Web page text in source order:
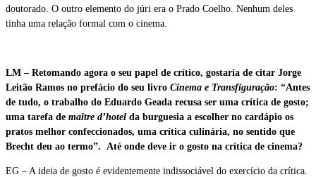
doutorado. O outro elemento do júri era o Prado Coelho. Nenhum deles
tinha uma relação formal com o cinema.
LM – Retomando agora o seu papel de crítico, gostaria de citar Jorge
Leitão Ramos no prefácio do seu livro Cinema e Transfiguração: “Antes
de tudo, o trabalho do Eduardo Geada recusa ser uma crítica de gosto;
uma tarefa de maître d’hotel da burguesia a escolher no cardápio os
pratos melhor confeccionados, uma crítica culinária, no sentido que
Brecht deu ao termo”. Até onde deve ir o gosto na crítica de cinema?
EG – A ideia de gosto é evidentemente indissociável do exercício da crítica.